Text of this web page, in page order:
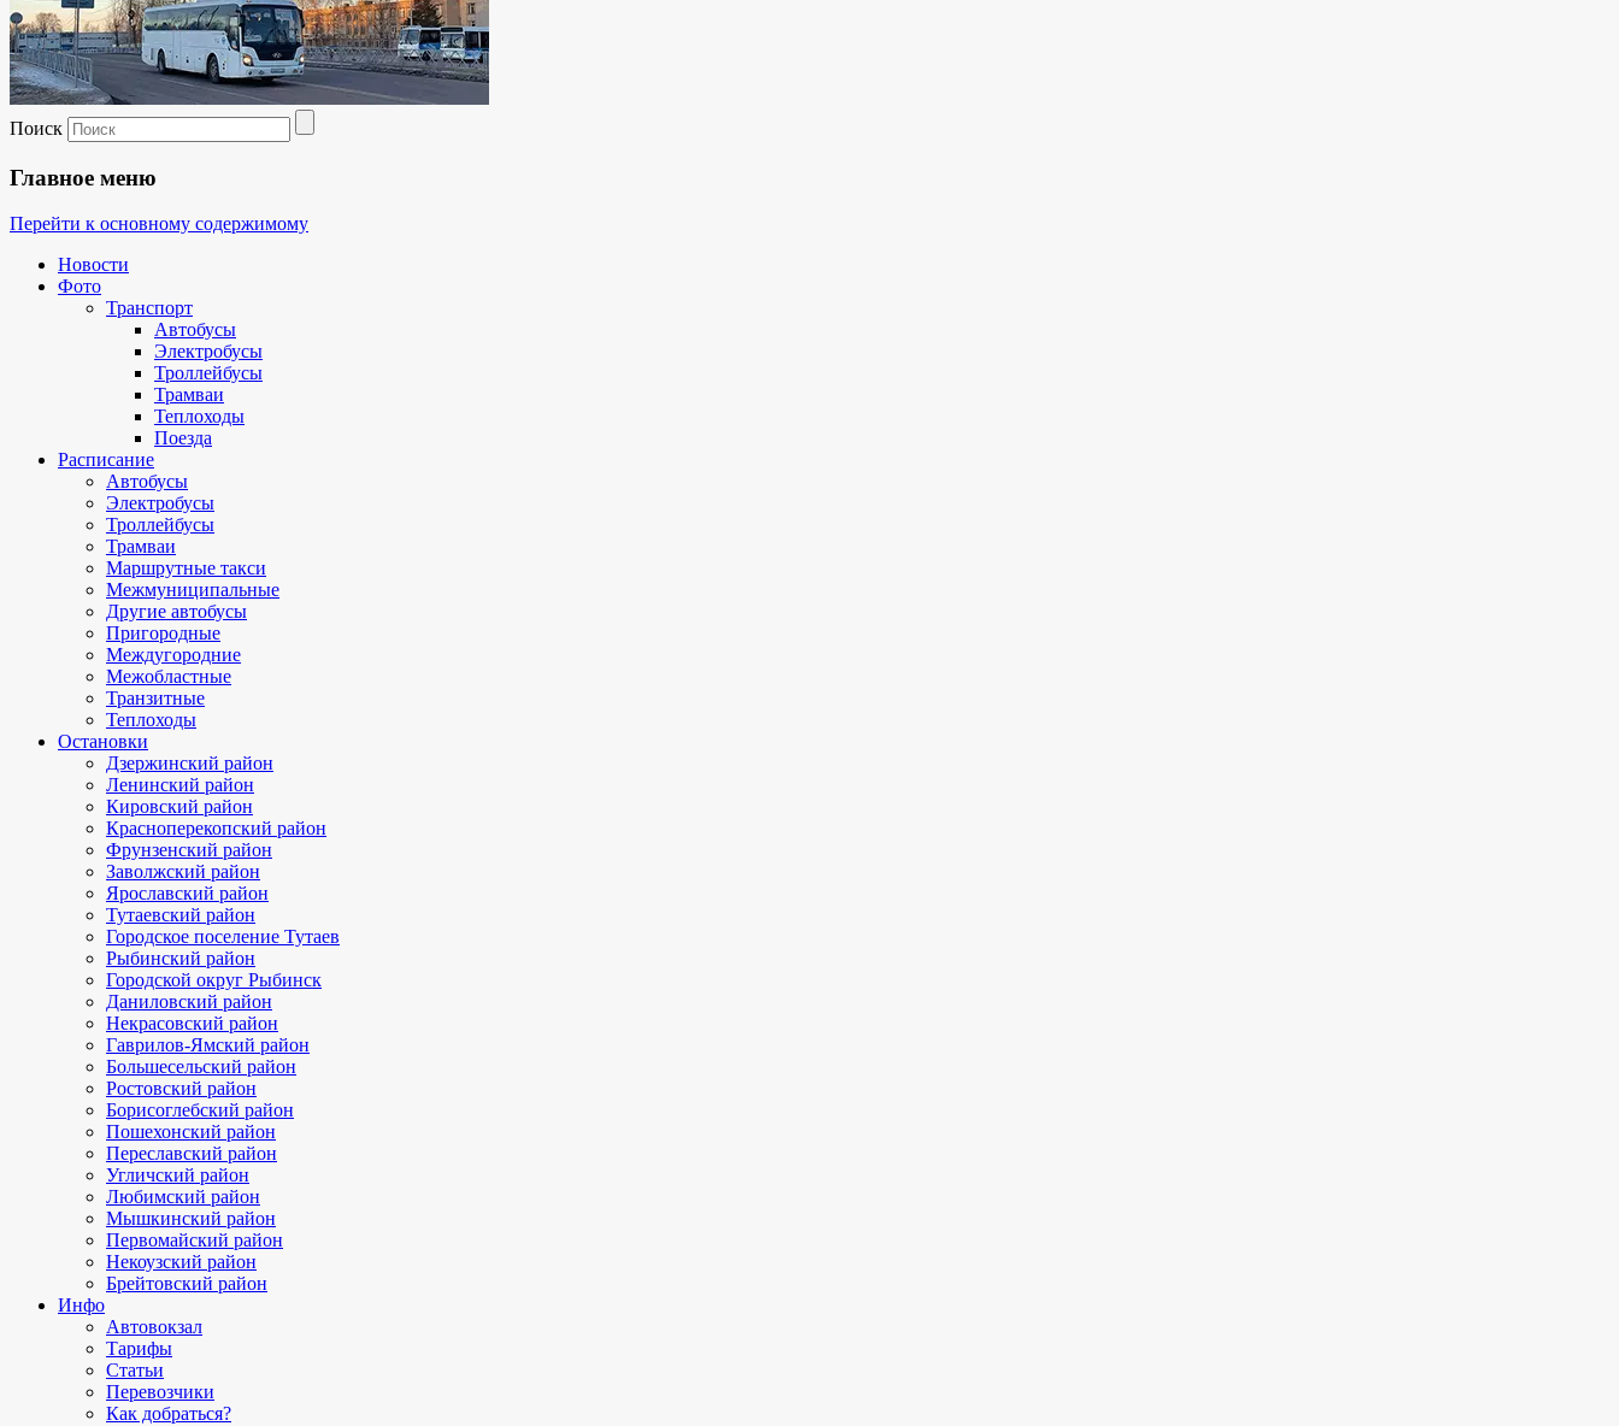
Поиск
Главное меню
Перейти к основному содержимому
Новости
Фото
Транспорт
Автобусы
Электробусы
Троллейбусы
Трамваи
Теплоходы
Поезда
Расписание
Автобусы
Электробусы
Троллейбусы
Трамваи
Маршрутные такси
Межмуниципальные
Другие автобусы
Пригородные
Междугородние
Межобластные
Транзитные
Теплоходы
Остановки
Дзержинский район
Ленинский район
Кировский район
Красноперекопский район
Фрунзенский район
Заволжский район
Ярославский район
Тутаевский район
Городское поселение Тутаев
Рыбинский район
Городской округ Рыбинск
Даниловский район
Некрасовский район
Гаврилов-Ямский район
Большесельский район
Ростовский район
Борисоглебский район
Пошехонский район
Переславский район
Угличский район
Любимский район
Мышкинский район
Первомайский район
Некоузский район
Брейтовский район
Инфо
Автовокзал
Тарифы
Статьи
Перевозчики
Как добраться?